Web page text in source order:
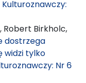
Kulturoznawczy:
Robert Birkholc,
dostrzega
widzi tylko
Nr 6